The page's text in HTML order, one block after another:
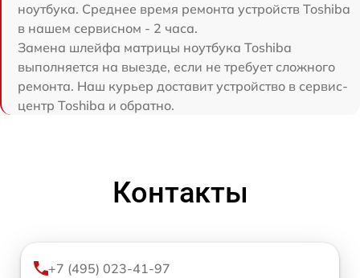
ноутбука. Среднее время ремонта устройств Toshiba
в нашем сервисном - 2 часа.
Замена шлейфа матрицы ноутбука Toshiba
выполняется на выезде, если не требует сложного
ремонта. Наш курьер доставит устройство в сервис-
центр Toshiba и обратно.
Контакты
+7 (495) 023-41-97